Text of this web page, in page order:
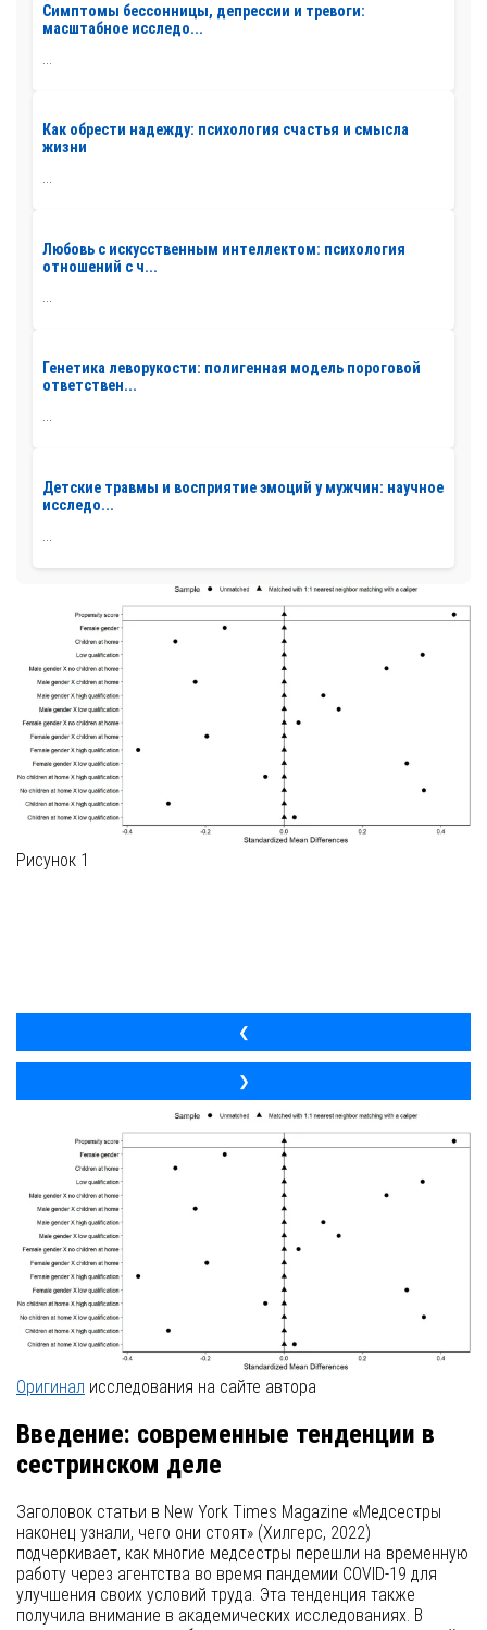
Симптомы бессонницы, депрессии и тревоги:
масштабное исследо...
Как обрести надежду: психология счастья и смысла
жизни
...
Любовь с искусственным интеллектом: психология
отношений с ч...
Генетика леворукости: полигенная модель пороговой
ответствен...
...
Детские травмы и восприятие эмоций у мужчин: научное
исследо...
...
Рисунок 1
❮
❯
Оригинал исследования на сайте автора
Введение: современные тенденции в
сестринском деле
Заголовок статьи в New York Times Magazine «Медсестры
наконец узнали, чего они стоят» (Хилгерс, 2022)
подчеркивает, как многие медсестры перешли на временную
работу через агентства во время пандемии COVID-19 для
улучшения своих условий труда. Эта тенденция также
получила внимание в академических исследованиях. В